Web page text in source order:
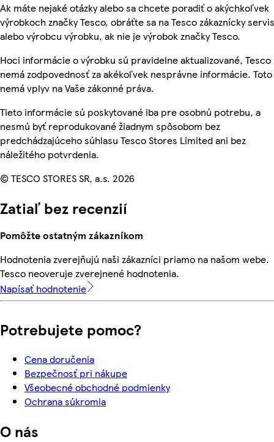
Ak máte nejaké otázky alebo sa chcete poradiť o akýchkoľvek
výrobkoch značky Tesco, obráťte sa na Tesco zákaznícky
alebo výrobcu výrobku, ak nie je výrobok značky Tesco.
Hoci informácie o výrobku sú pravidelne aktualizované, Tesco
nemá zodpovednosť za akékoľvek nesprávne informácie. Toto
nemá vplyv na Vaše zákonné práva.
Tieto informácie sú poskytované iba pre osobnú potrebu, a
nesmú byť reprodukované žiadnym spôsobom bez
predchádzajúceho súhlasu Tesco Stores Limited ani bez
náležitého potvrdenia.
© TESCO STORES SR, a.s. 2026
Zatiaľ bez recenzií
Pomôžte ostatným zákazníkom
Hodnotenia zverejňujú naši zákazníci priamo na našom webe.
Tesco neoveruje zverejnené hodnotenia.
Napísať hodnotenie
Potrebujete pomoc?
Cena doručenia
Bezpečnosť pri nákupe
Všeobecné obchodné podmienky
Ochrana súkromia
O nás